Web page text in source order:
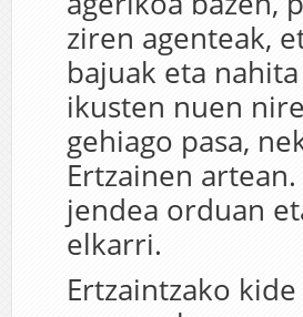
ziren agenteak,
bajuak eta
ikusten nuen
gehiago pasa,
Ertzainen
jendea orduan
elkarri.
Ertzaintzako